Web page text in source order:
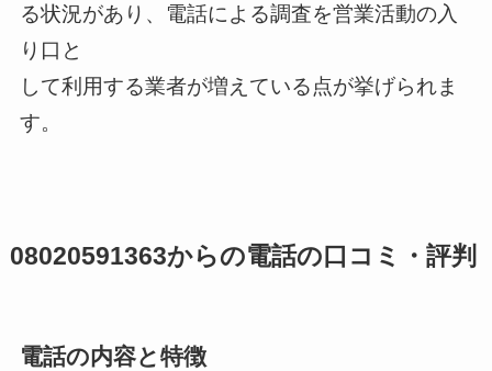
る状況があり、電話による調査を営業活動の入
り口と
して利用する業者が増えている点が挙げられま
す。
08020591363からの電話の口コミ・評判
電話の内容と特徴